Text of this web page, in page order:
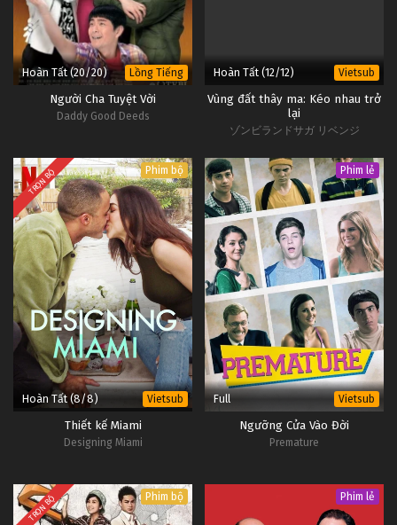
Hoàn Tất (20/20) Lồng Tiếng
Người Cha Tuyệt Vời
Daddy Good Deeds
Hoàn Tất (12/12) Vietsub
Vùng đất thây ma: Kéo nhau trở
lại
ゾンビランドサガ リベンジ
TRỌN BỘ Phim bộ
Hoàn Tất (8/8) Vietsub
Thiết kế Miami
Designing Miami
Phim lẻ
Full Vietsub
Ngưỡng Cửa Vào Đời
Premature
TRỌN BỘ Phim bộ Phim lẻ